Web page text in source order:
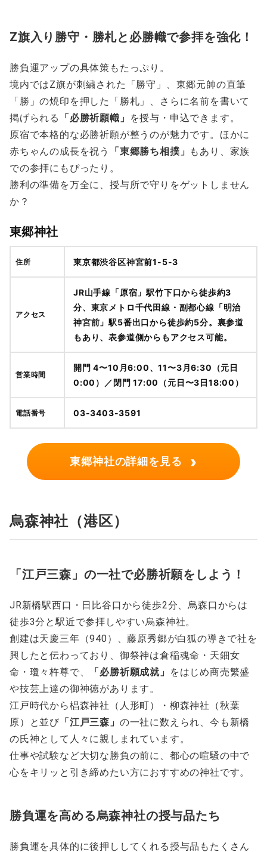
Z旗入り勝守・勝札と必勝幟で参拝を強化！
勝負運アップの具体策もたっぷり。
境内ではZ旗が刺繍された「勝守」、東郷元帥の直筆
「勝」の焼印を押した「勝札」、さらに名前を書いて
掲げられる
「必勝祈願幟」
を授与・申込できます。
原宿で本格的な必勝祈願が整うのが魅力です。ほかに
赤ちゃんの成長を祝う
「東郷勝ち相撲」
もあり、家族
での参拝にもぴったり。
勝利の準備を万全に、授与所で守りをゲットしません
か？
東郷神社
住所 東京都渋谷区神宮前1-5-3
アクセス
JR山手線「原宿」駅竹下口から徒歩約3
分、東京メトロ千代田線・副都心線「明治
神宮前」駅5番出口から徒歩約5分。裏参道
もあり、表参道側からもアクセス可能。
営業時間
開門 4〜10月6:00、11〜3月6:30（元日
0:00）／閉門 17:00（元日〜3日18:00）
電話番号 03-3403-3591
東郷神社の詳細を見る ›
烏森神社（港区）
「江戸三森」の一社で必勝祈願をしよう！
JR新橋駅西口・日比谷口から徒歩2分、烏森口からは
徒歩3分と駅近で参拝しやすい烏森神社。
創建は天慶三年（940）、藤原秀郷が白狐の導きで社を
興したと伝わっており、御祭神は倉稲魂命・天鈿女
命・瓊々杵尊で、
「必勝祈願成就」
をはじめ商売繁盛
や技芸上達の御神徳があります。
江戸時代から椙森神社（人形町）・柳森神社（秋葉
原）と並び 「江戸三森」 の一社に数えられ、今も新橋
の氏神として人々に親しまれています。
仕事や試験など大切な勝負の前に、都心の喧騒の中で
心をキリッと引き締めたい方におすすめの神社です。
勝負運を高める烏森神社の授与品たち
勝負運を具体的に後押ししてくれる授与品もたくさん